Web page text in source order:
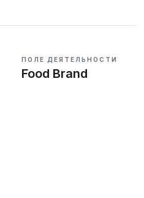
бриф
ПОЛЕ ДЕЯТЕЛЬНОСТИ
Food Brand